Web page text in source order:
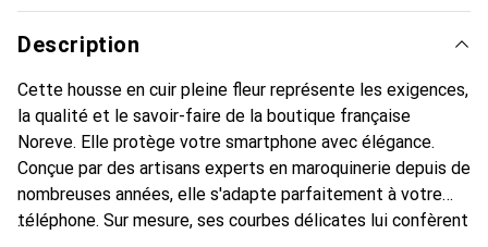
Description
Cette housse en cuir pleine fleur représente les exigences,
la qualité et le savoir-faire de la boutique française
Noreve. Elle protège votre smartphone avec élégance.
Conçue par des artisans experts en maroquinerie depuis de
nombreuses années, elle s'adapte parfaitement à votre
téléphone. Sur mesure, ses courbes délicates lui confèrent